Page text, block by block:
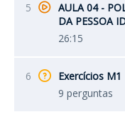
5
AULA 04 -
DA PESSOA
26:15
6
Exercícios M1
9 perguntas